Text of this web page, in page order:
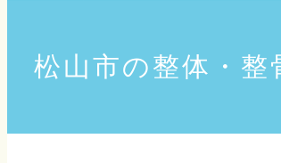
松山市の整体・整